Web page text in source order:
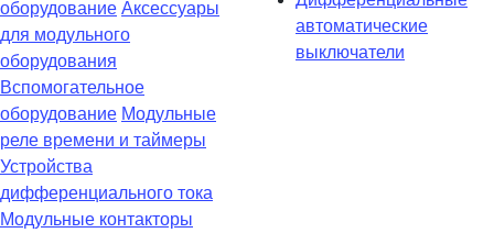
оборудование Аксессуары
для модульного
оборудования
Вспомогательное
оборудование Модульные
реле времени и таймеры
Устройства
дифференциального тока
Модульные контакторы
автоматические
выключатели